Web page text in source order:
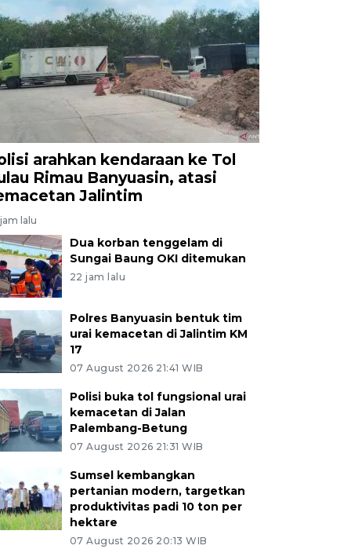
arahkan kendaraan ke Tol
Rimau Banyuasin, atasi
Jalintim
lalu
Dua korban tenggelam di
Sungai Baung OKI ditemukan
22 jam lalu
Polres Banyuasin bentuk tim
urai kemacetan di Jalintim KM
17
07 August 2026 21:41 WIB
Polisi buka tol fungsional urai
kemacetan di Jalan
Palembang-Betung
07 August 2026 21:31 WIB
Sumsel kembangkan
pertanian modern, targetkan
produktivitas padi 10 ton per
hektare
07 August 2026 20:13 WIB